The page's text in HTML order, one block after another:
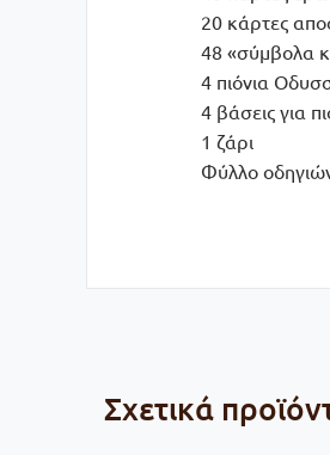
20 κάρτες
48 «σύμβολα
4 πιόνια
4 βάσεις για
1 ζάρι
Φύλλο
Σχετικά